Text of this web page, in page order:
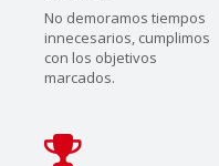
No demoramos tiempos
innecesarios, cumplimos
con los objetivos
marcados.